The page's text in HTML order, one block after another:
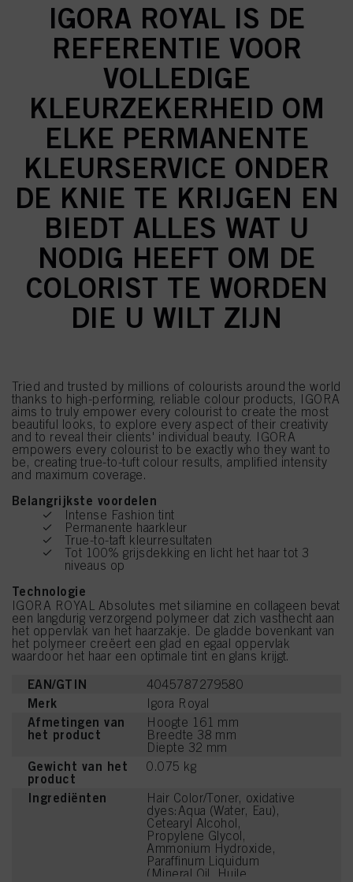
IGORA ROYAL IS DE
REFERENTIE VOOR
VOLLEDIGE
KLEURZEKERHEID OM
ELKE PERMANENTE
KLEURSERVICE ONDER
DE KNIE TE KRIJGEN EN
BIEDT ALLES WAT U
NODIG HEEFT OM DE
COLORIST TE WORDEN
DIE U WILT ZIJN
Tried and trusted by millions of colourists around the world
thanks to high-performing, reliable colour products, IGORA
aims to truly empower every colourist to create the most
beautiful looks, to explore every aspect of their creativity
and to reveal their clients' individual beauty. IGORA
empowers every colourist to be exactly who they want to
be, creating true-to-tuft colour results, amplified intensity
and maximum coverage.
Belangrijkste voordelen
Intense Fashion tint
Permanente haarkleur
True-to-taft kleurresultaten
Tot 100% grijsdekking en licht het haar tot 3
niveaus op
Technologie
IGORA ROYAL Absolutes met siliamine en collageen bevat
een langdurig verzorgend polymeer dat zich vasthecht aan
het oppervlak van het haarzakje. De gladde bovenkant van
het polymeer creëert een glad en egaal oppervlak
waardoor het haar een optimale tint en glans krijgt.
EAN/GTIN 4045787279580
Merk Igora Royal
Afmetingen van
het product
Hoogte 161 mm
Breedte 38 mm
Diepte 32 mm
Gewicht van het
product
0.075 kg
Ingrediënten
Hair Color/Toner, oxidative
dyes:Aqua (Water, Eau),
Cetearyl Alcohol,
Propylene Glycol,
Ammonium Hydroxide,
Paraffinum Liquidum
(Mineral Oil, Huile